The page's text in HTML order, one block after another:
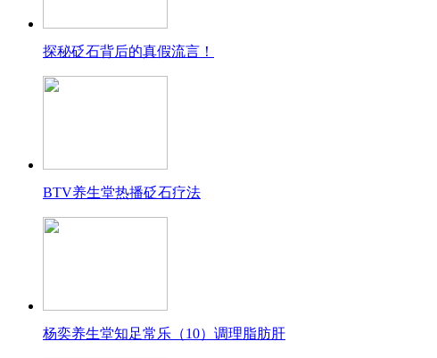
探秘砭石背后的真假流言！
BTV养生堂热播砭石疗法
杨奕养生堂知足常乐（10）调理脂肪肝